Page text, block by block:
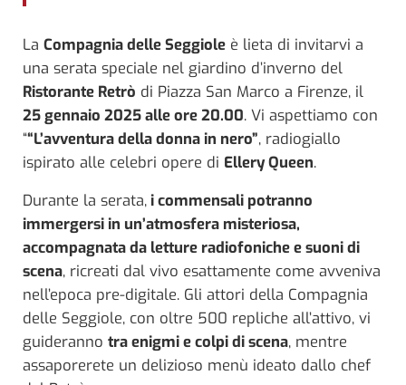
La Compagnia delle Seggiole è lieta di invitarvi a
una serata speciale nel giardino d’inverno del
Ristorante Retrò di Piazza San Marco a Firenze, il
25 gennaio 2025 alle ore 20.00. Vi aspettiamo con
““L’avventura della donna in nero”, radiogiallo
ispirato alle celebri opere di Ellery Queen.
Durante la serata, i commensali potranno
immergersi in un’atmosfera misteriosa,
accompagnata da letture radiofoniche e suoni di
scena, ricreati dal vivo esattamente come avveniva
nell’epoca pre-digitale. Gli attori della Compagnia
delle Seggiole, con oltre 500 repliche all’attivo, vi
guideranno tra enigmi e colpi di scena, mentre
assaporerete un delizioso menù ideato dallo chef